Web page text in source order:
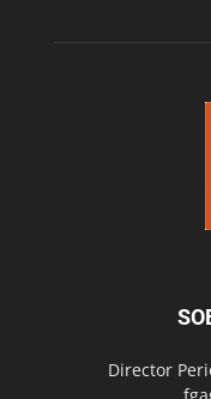
Director